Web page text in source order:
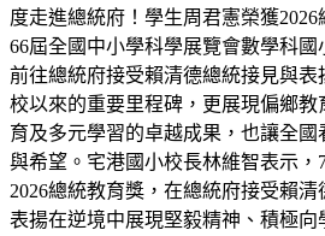
度走進總統府！學生周君憲榮獲
66屆全國中小學科學展覽會數學科國
前往總統府接受賴清德總統接見與表
校以來的重要里程碑，更展現偏鄉
育及多元學習的卓越成果，也讓全
與希望。宅港國小校長林維智表示，
2026總統教育獎，在總統府接受賴清
表揚在逆境中展現堅毅精神、積極向